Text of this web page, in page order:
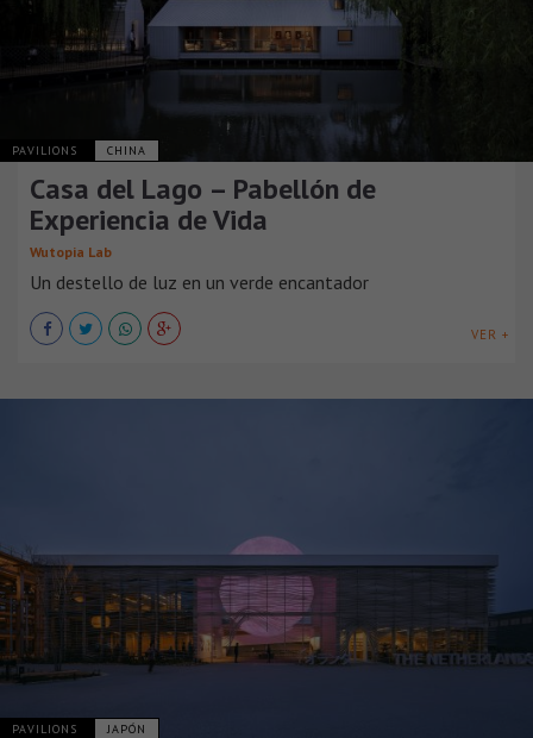
PAVILIONS CHINA
Casa del Lago – Pabellón de
Experiencia de Vida
Wutopia Lab
Un destello de luz en un verde encantador
VER +
PAVILIONS JAPÓN